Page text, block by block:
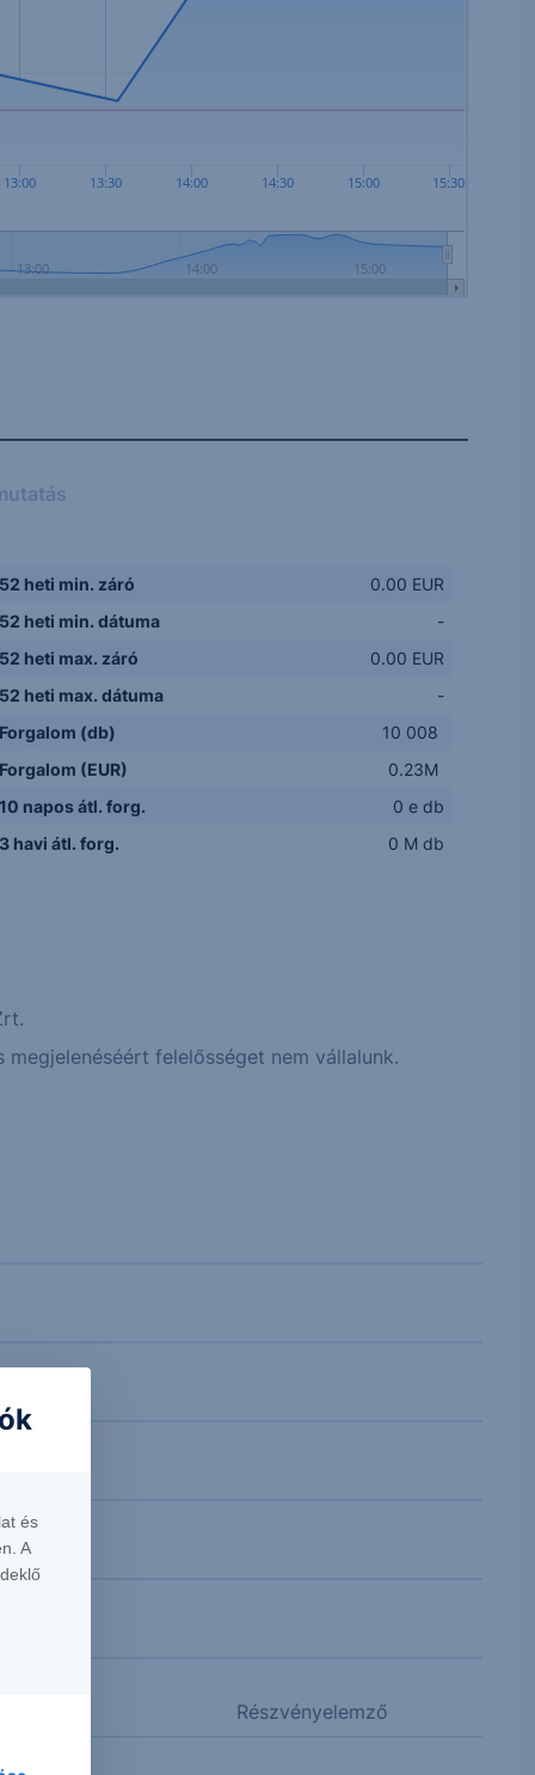
13:00 13:30 14:00 14:30 15:00 15:30
13:00 14:00 15:00
52 heti min. záró
0.00 EUR
52 heti min. dátuma
-
52 heti max. záró
0.00 EUR
52 heti max. dátuma
-
Forgalom (db)
10 008
Forgalom (EUR)
0.23M
10 napos átl. forg.
0 e db
3 havi átl. forg.
0 M db
felelősséget nem vállalunk.
Részvényelemző
és
A